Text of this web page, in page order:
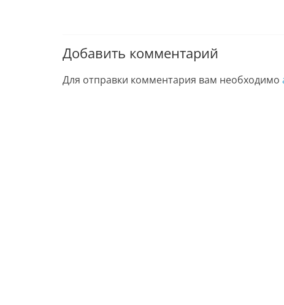
Добавить комментарий
Для отправки комментария вам необходимо